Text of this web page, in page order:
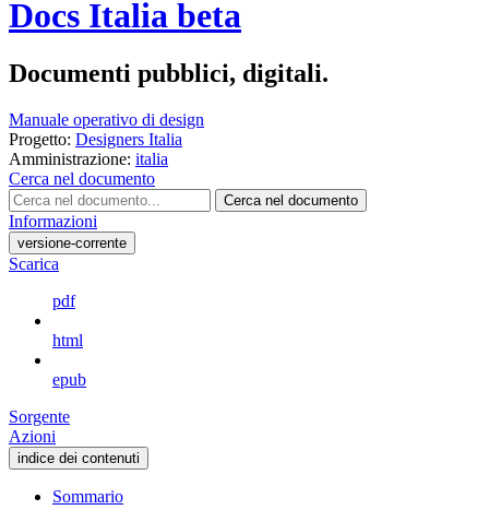
Docs Italia beta
Documenti pubblici, digitali.
Manuale operativo di design
Progetto: Designers Italia
Amministrazione: italia
Cerca nel documento
Cerca nel documento
Informazioni
versione-corrente
Scarica
pdf
html
epub
Sorgente
Azioni
indice dei contenuti
Sommario